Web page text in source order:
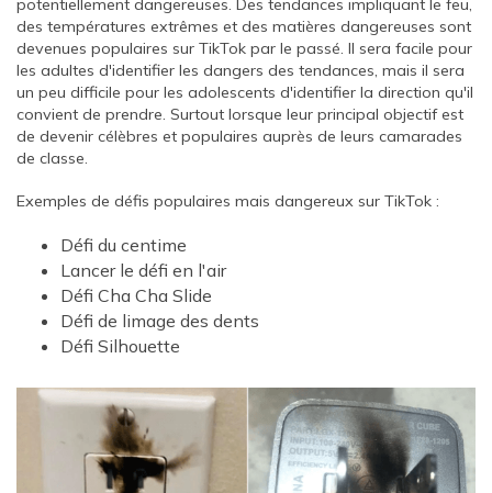
des températures extrêmes et des matières dangereuses sont
devenues populaires sur TikTok par le passé. Il sera facile pour
les adultes d'identifier les dangers des tendances, mais il sera
un peu difficile pour les adolescents d'identifier la direction qu'il
convient de prendre. Surtout lorsque leur principal objectif est
de devenir célèbres et populaires auprès de leurs camarades
de classe.
Exemples de défis populaires mais dangereux sur TikTok :
Défi du centime
Lancer le défi en l'air
Défi Cha Cha Slide
Défi de limage des dents
Défi Silhouette